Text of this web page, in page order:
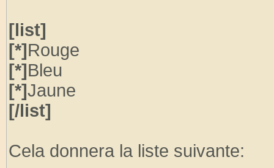
[list]
[*]Rouge
[*]Bleu
[*]Jaune
[/list]
Cela donnera la liste suivante: